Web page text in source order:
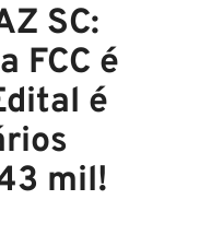
SC:
FCC é
é
mil!